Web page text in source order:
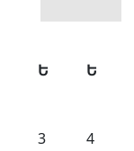
Ե Ե
3
4